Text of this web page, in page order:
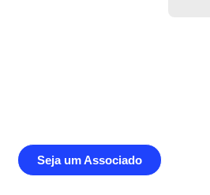
Seja um Associado